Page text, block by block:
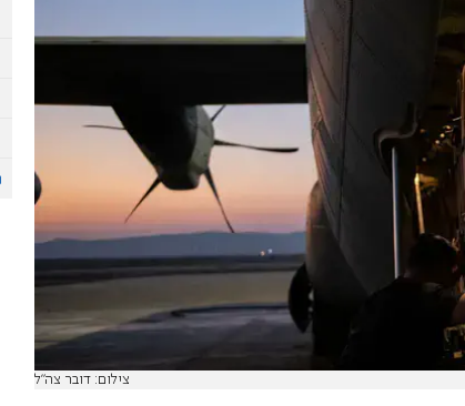
צילום: דובר צה"ל